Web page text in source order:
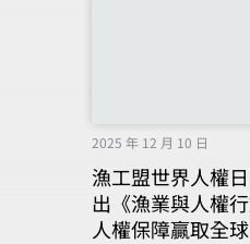
2025 年 12 月 10 日
漁工盟世界人權
出《漁業與人權
人權保障贏取全